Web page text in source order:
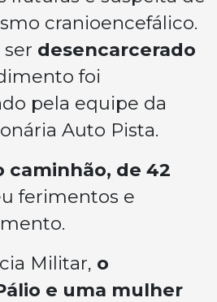
cranioencefálico.
ser desencarcerado
foi
pela equipe da
Auto Pista.
de 42
ferimentos e
Militar, o
e uma mulher